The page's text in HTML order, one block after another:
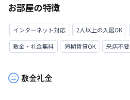
お部屋の特徴
インターネット対応 2人以上の入居OK
敷金・礼金無料
短期賃貸OK 来店不要
敷金礼金